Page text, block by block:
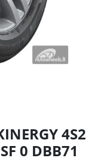
4S2
0 DBB71